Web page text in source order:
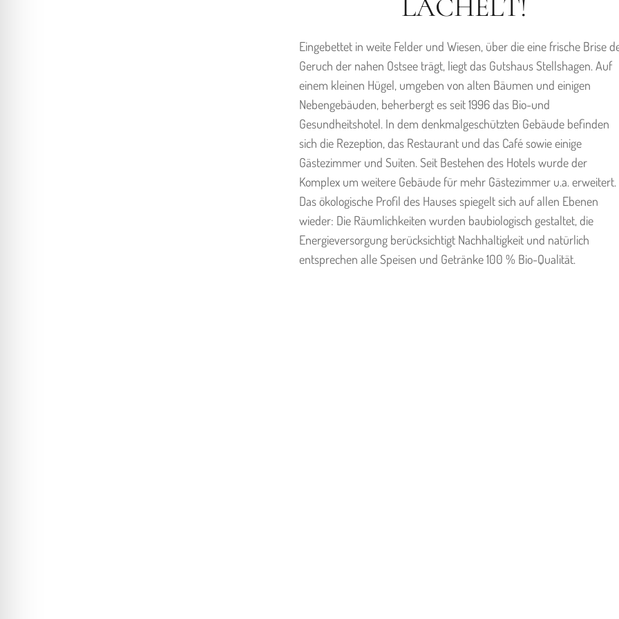
LÄCHELT!
Eingebettet in weite Felder und Wiesen, über die eine frische Brise
Geruch der nahen Ostsee trägt, liegt das Gutshaus Stellshagen. Auf
einem kleinen Hügel, umgeben von alten Bäumen und einigen
Nebengebäuden, beherbergt es seit 1996 das Bio-und
Gesundheitshotel. In dem denkmalgeschützten Gebäude befinden
sich die Rezeption, das Restaurant und das Café sowie einige
Gästezimmer und Suiten. Seit Bestehen des Hotels wurde der
Komplex um weitere Gebäude für mehr Gästezimmer u.a. erweitert.
Das ökologische Profil des Hauses spiegelt sich auf allen Ebenen
wieder: Die Räumlichkeiten wurden baubiologisch gestaltet, die
Energieversorgung berücksichtigt Nachhaltigkeit und natürlich
entsprechen alle Speisen und Getränke 100 % Bio-Qualität.